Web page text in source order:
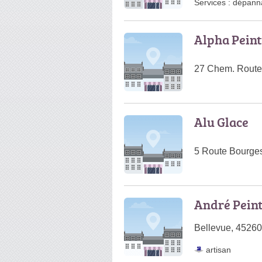
Services :
Alpha
27 Chem.
Alu Glace
5 Route
André
Bellevue,
artisan